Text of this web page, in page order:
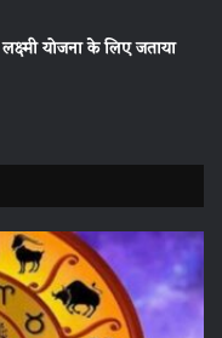
योजना के लिए जताया